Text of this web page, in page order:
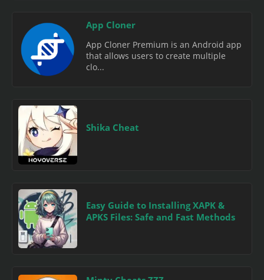
App Cloner
App Cloner Premium is an Android app
that allows users to create multiple
clo...
Shika Cheat
Easy Guide to Installing XAPK &
APKS Files: Safe and Fast Methods